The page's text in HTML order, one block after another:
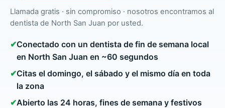
Llamada gratis · sin compromiso · nosotros encontramos al
dentista de North San Juan por usted.
✔Conectado con un dentista de fin de semana local
en North San Juan en ~60 segundos
✔Citas el domingo, el sábado y el mismo día en toda
la zona
✔Abierto las 24 horas, fines de semana y festivos